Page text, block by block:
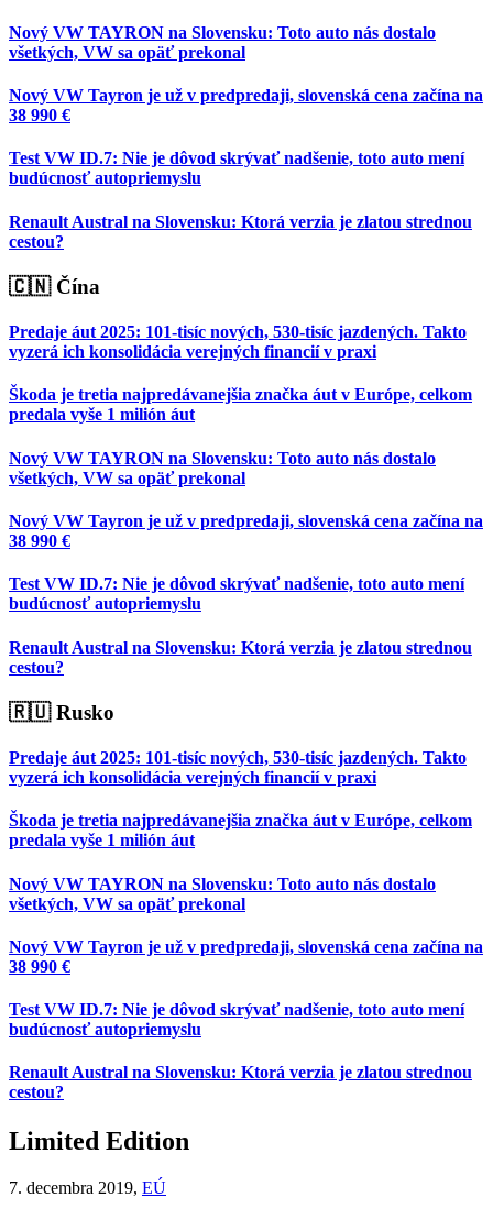
Nový VW TAYRON na Slovensku: Toto auto nás dostalo
všetkých, VW sa opäť prekonal
Nový VW Tayron je už v predpredaji, slovenská cena začína na
38 990 €
Test VW ID.7: Nie je dôvod skrývať nadšenie, toto auto mení
budúcnosť autopriemyslu
Renault Austral na Slovensku: Ktorá verzia je zlatou strednou
cestou?
🇨🇳 Čína
Predaje áut 2025: 101-tisíc nových, 530-tisíc jazdených. Takto
vyzerá ich konsolidácia verejných financií v praxi
Škoda je tretia najpredávanejšia značka áut v Európe, celkom
predala vyše 1 milión áut
Nový VW TAYRON na Slovensku: Toto auto nás dostalo
všetkých, VW sa opäť prekonal
Nový VW Tayron je už v predpredaji, slovenská cena začína na
38 990 €
Test VW ID.7: Nie je dôvod skrývať nadšenie, toto auto mení
budúcnosť autopriemyslu
Renault Austral na Slovensku: Ktorá verzia je zlatou strednou
cestou?
🇷🇺 Rusko
Predaje áut 2025: 101-tisíc nových, 530-tisíc jazdených. Takto
vyzerá ich konsolidácia verejných financií v praxi
Škoda je tretia najpredávanejšia značka áut v Európe, celkom
predala vyše 1 milión áut
Nový VW TAYRON na Slovensku: Toto auto nás dostalo
všetkých, VW sa opäť prekonal
Nový VW Tayron je už v predpredaji, slovenská cena začína na
38 990 €
Test VW ID.7: Nie je dôvod skrývať nadšenie, toto auto mení
budúcnosť autopriemyslu
Renault Austral na Slovensku: Ktorá verzia je zlatou strednou
cestou?
Limited Edition
7. decembra 2019, EÚ